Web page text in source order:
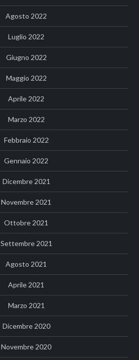
Agosto 2022
Luglio 2022
Giugno 2022
Maggio 2022
Aprile 2022
Marzo 2022
Febbraio 2022
Gennaio 2022
Dicembre 2021
Novembre 2021
Ottobre 2021
Settembre 2021
Agosto 2021
Aprile 2021
Marzo 2021
Dicembre 2020
Novembre 2020